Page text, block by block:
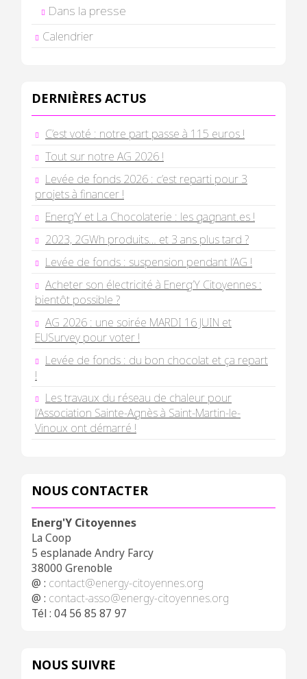
Dans la presse
Calendrier
DERNIÈRES ACTUS
C’est voté : notre part passe à 115 euros !
Tout sur notre AG 2026 !
Levée de fonds 2026 : c’est reparti pour 3
projets à financer !
Energ’Y et La Chocolaterie : les gagnant.es !
2023, 2GWh produits… et 3 ans plus tard ?
Levée de fonds : suspension pendant l’AG !
Acheter son électricité à Energ’Y Citoyennes :
bientôt possible ?
AG 2026 : une soirée MARDI 16 JUIN et
EUSurvey pour voter !
Levée de fonds : du bon chocolat et ça repart
!
Les travaux du réseau de chaleur pour
l’Association Sainte-Agnès à Saint-Martin-le-
Vinoux ont démarré !
NOUS CONTACTER
Energ'Y Citoyennes
La Coop
5 esplanade Andry Farcy
38000 Grenoble
@ : contact@energy-citoyennes.org
@ : contact-asso@energy-citoyennes.org
Tél : 04 56 85 87 97
NOUS SUIVRE